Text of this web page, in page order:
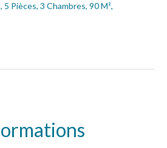
Pièces, 3 Chambres, 90 M²,